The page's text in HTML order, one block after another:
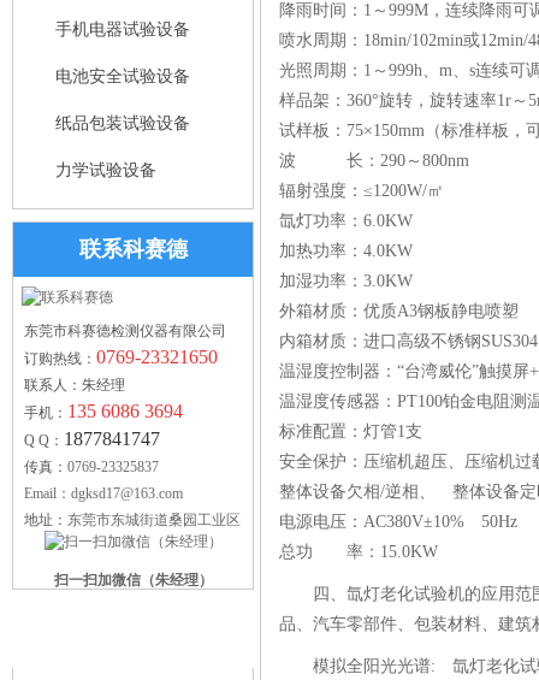
手机电器试验设备
电池安全试验设备
纸品包装试验设备
力学试验设备
联系科赛德
东莞市科赛德检测仪器有限公司
订购热线： 0769-23321650
联系人：朱经理
手机： 135 6086 3694
Q Q： 1877841747
传真： 0769-23325837
Email：dgksd17@163.com
地址： 东莞市东城街道桑园工业区
扫一扫加微信（朱经理）
降雨时间：1～999M，连续降雨可
喷水周期：18min/102min或12min/
光照周期：1～999h、m、s连续可
样品架：360°旋转，旋转速率1r～
试样板：75×150mm（标准样板，
波 长：290～800nm
辐射强度：≤1200W/㎡
氙灯功率：6.0KW
加热功率：4.0KW
加湿功率：3.0KW
外箱材质：优质A3钢板静电喷塑
内箱材质：进口高级不锈钢SUS304
温湿度控制器：“台湾威伦”触摸屏
温湿度传感器：PT100铂金电阻测
标准配置：灯管1支
安全保护：压缩机超压、压缩机
整体设备欠相/逆相、 整体设备定
电源电压：AC380V±10% 50Hz
总功 率：15.0KW
四、氙灯老化试验机的应用
品、汽车零部件、包装材料、建筑
模拟全阳光光谱: 氙灯老化